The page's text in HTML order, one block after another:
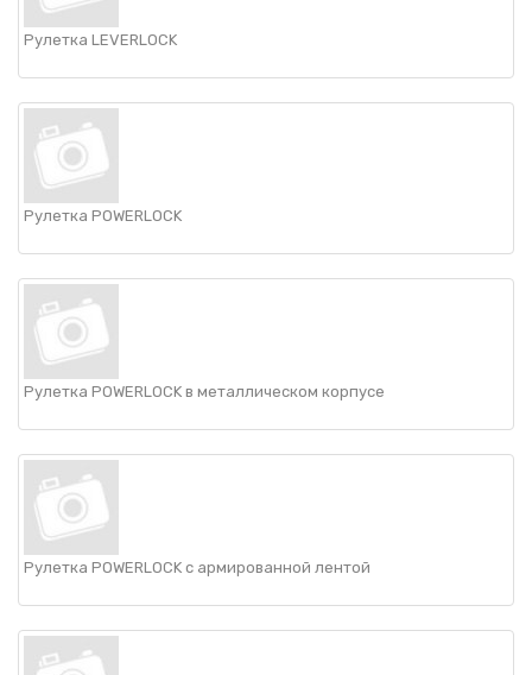
Рулетка LEVERLOCK
Рулетка POWERLOCK
Рулетка POWERLOCK в металлическом корпусе
Рулетка POWERLOCK с армированной лентой